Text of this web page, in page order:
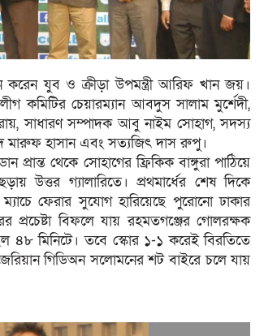
করেন যুব ও ক্রীড়া উপমন্ত্রী আরিফ খান জয়।
কমিটির চেয়ারম্যান আবদুস সালাম মুর্শেদী,
সাধারণ সম্পাদক আবু নাইম সোহাগ, সদস্য
হাসান এবং সত্যজিৎ দাস রুপু।
থেকে সোহাগের ফ্রিকিক বাঙ্গুরা পাঠিয়ে
উত্তর গ্যালারিতে। প্রথমার্ধের শেষ দিকে
ফেরার সুযোগ হারিয়েছে পুরোনো ঢাকার
প্রচেষ্টা বিফলে যায় রহমতগঞ্জের গোলরক্ষক
৪৮ মিনিটে। তবে স্কোর ১-১ করেই বিরতিতে
গিডিঅন সলোমনের শট বাইরে চলে যায়